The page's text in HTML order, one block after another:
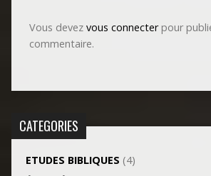
Vous devez vous connecterpour
commentaire.
CATEGORIES
ETUDES BIBLIQUES (4)